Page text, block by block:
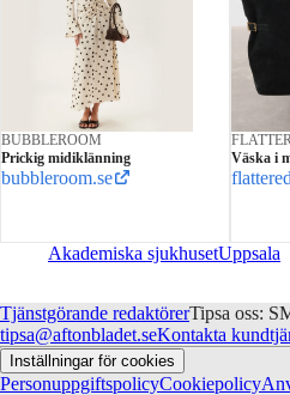
BUBBLEROOM
Prickig midiklänning
bubbleroom.se
Väska i
Akademiska sjukhusetUppsala
Tjänstgörande redaktörerTipsa oss:
tipsa@aftonbladet.seKontakta
Inställningar för cookies
PersonuppgiftspolicyCookiepolicy